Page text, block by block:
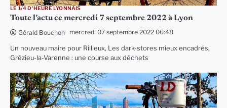
LE 1/4 D'HEURE LYONNAIS
Toute l’actu ce mercredi 7 septembre 2022 à Lyon
Gérald Bouchon mercredi 07 septembre 2022 06:48
Un nouveau maire pour Rillieux, Les dark-stores mieux encadrés,
Grézieu-la-Varenne : une course aux déchets